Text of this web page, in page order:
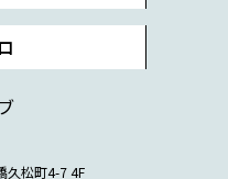
久松町4-7 4F